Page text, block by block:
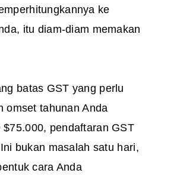
ke
itu diam-diam memakan
batas GST yang perlu
omset tahunan Anda
$75.000, pendaftaran GST
bukan masalah satu hari,
cara Anda